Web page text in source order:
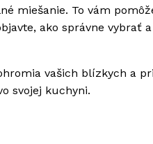
miešanie. To vám
ako správne vybrať
vašich blízkych a
svojej kuchyni.